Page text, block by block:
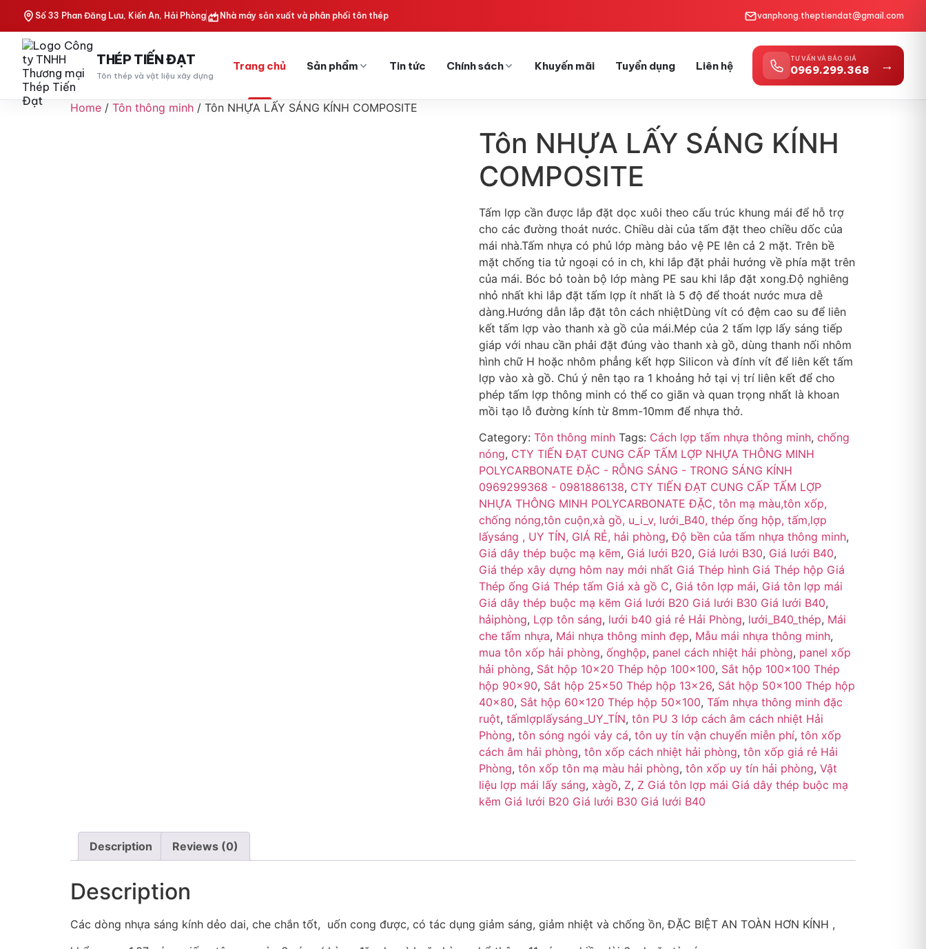
Số 33 Phan Đăng Lưu, Kiến An, Hải Phòng Nhà máy sản xuất và phân phối tôn thép vanphong.theptiendat@gmail.com
THÉP TIẾN ĐẠT
Tôn thép và vật liệu xây dựng
Trang chủ Sản phẩm Tin tức Chính sách Khuyến mãi Tuyển dụng Liên hệ
TƯ VẤN VÀ BÁO GIÁ
0969.299.368 →
Home / Tôn thông minh / Tôn NHỰA LẤY SÁNG KÍNH COMPOSITE
Tôn NHỰA LẤY SÁNG KÍNH
COMPOSITE
Tấm lợp cần được lắp đặt dọc xuôi theo cấu trúc khung mái để hỗ trợ
cho các đường thoát nước. Chiều dài của tấm đặt theo chiều dốc của
mái nhà.Tấm nhựa có phủ lớp màng bảo vệ PE lên cả 2 mặt. Trên bề
mặt chống tia tử ngoại có in ch, khi lắp đặt phải hướng về phía mặt trên
của mái. Bóc bỏ toàn bộ lớp màng PE sau khi lắp đặt xong.Độ nghiêng
nhỏ nhất khi lắp đặt tấm lợp ít nhất là 5 độ để thoát nước mưa dễ
dàng.Hướng dẫn lắp đặt tôn cách nhiệtDùng vít có đệm cao su để liên
kết tấm lợp vào thanh xà gồ của mái.Mép của 2 tấm lợp lấy sáng tiếp
giáp với nhau cần phải đặt đúng vào thanh xà gồ, dùng thanh nối nhôm
hình chữ H hoặc nhôm phẳng kết hợp Silicon và đính vít để liên kết tấm
lợp vào xà gồ. Chú ý nên tạo ra 1 khoảng hở tại vị trí liên kết để cho
phép tấm lợp thông minh có thể co giãn và quan trọng nhất là khoan
mồi tạo lỗ đường kính từ 8mm-10mm để nhựa thở.
Category: Tôn thông minh Tags: Cách lợp tấm nhựa thông minh, chống
nóng, CTY TIẾN ĐẠT CUNG CẤP TẤM LỢP NHỰA THÔNG MINH
POLYCARBONATE ĐẶC - RỖNG SÁNG - TRONG SÁNG KÍNH
0969299368 - 0981886138, CTY TIẾN ĐẠT CUNG CẤP TẤM LỢP
NHỰA THÔNG MINH POLYCARBONATE ĐẶC, tôn mạ màu,tôn xốp,
chống nóng,tôn cuộn,xà gồ, u_i_v, lưới_B40, thép ống hộp, tấm,lợp
lấysáng , UY TÍN, GIÁ RẺ, hải phòng,Độ bền của tấm nhựa thông minh,
Giá dây thép buộc mạ kẽm, Giá lưới B20, Giá lưới B30, Giá lưới B40,
Giá thép xây dựng hôm nay mới nhất Giá Thép hình Giá Thép hộp Giá
Thép ống Giá Thép tấm Giá xà gồ C, Giá tôn lợp mái, Giá tôn lợp mái
Giá dây thép buộc mạ kẽm Giá lưới B20 Giá lưới B30 Giá lưới B40,
hảiphòng, Lợp tôn sáng, lưới b40 giá rẻ Hải Phòng, lưới_B40_thép, Mái
che tấm nhựa, Mái nhựa thông minh đẹp, Mẫu mái nhựa thông minh,
mua tôn xốp hải phòng, ốnghộp, panel cách nhiệt hải phòng, panel xốp
hải phòng, Sắt hộp 10×20 Thép hộp 100×100, Sắt hộp 100×100 Thép
hộp 90×90, Sắt hộp 25×50 Thép hộp 13×26, Sắt hộp 50×100 Thép hộp
40×80, Sắt hộp 60×120 Thép hộp 50×100, Tấm nhựa thông minh đặc
ruột, tấmlợplấysáng_UY_TÍN, tôn PU 3 lớp cách âm cách nhiệt Hải
Phòng, tôn sóng ngói vảy cá, tôn uy tín vận chuyển miễn phí, tôn xốp
cách âm hải phòng, tôn xốp cách nhiệt hải phòng, tôn xốp giá rẻ Hải
Phòng, tôn xốp tôn mạ màu hải phòng, tôn xốp uy tín hải phòng, Vật
liệu lợp mái lấy sáng, xàgồ, Z, Z Giá tôn lợp mái Giá dây thép buộc mạ
kẽm Giá lưới B20 Giá lưới B30 Giá lưới B40
Description Reviews (0)
Description
Các dòng nhựa sáng kính dẻo dai, che chắn tốt, uốn cong được, có tác dụng giảm sáng, giảm nhiệt và chống ồn, ĐẶC BIỆT AN TOÀN HƠN KÍNH ,